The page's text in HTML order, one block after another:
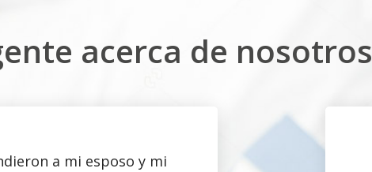
acerca de nosotros
a mi esposo y mi